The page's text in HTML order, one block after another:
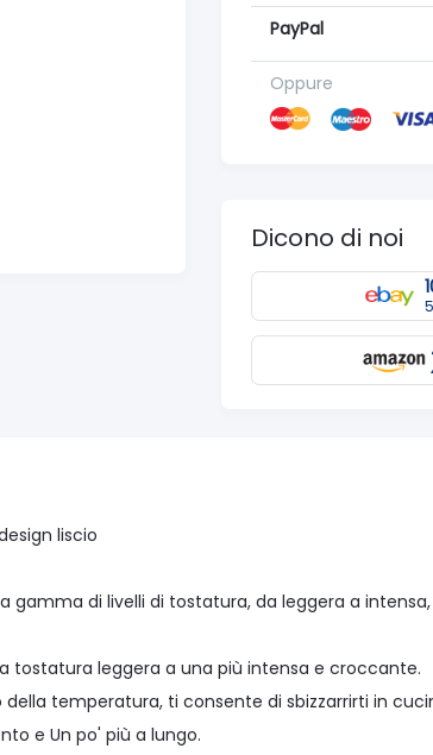
PayPal
Oppure
Dicono di noi
liscio
di livelli di tostatura, da leggera a
tostatura leggera a una più intensa e croccante.
temperatura, ti consente di sbizzarrirti in
e Un po' più a lungo.